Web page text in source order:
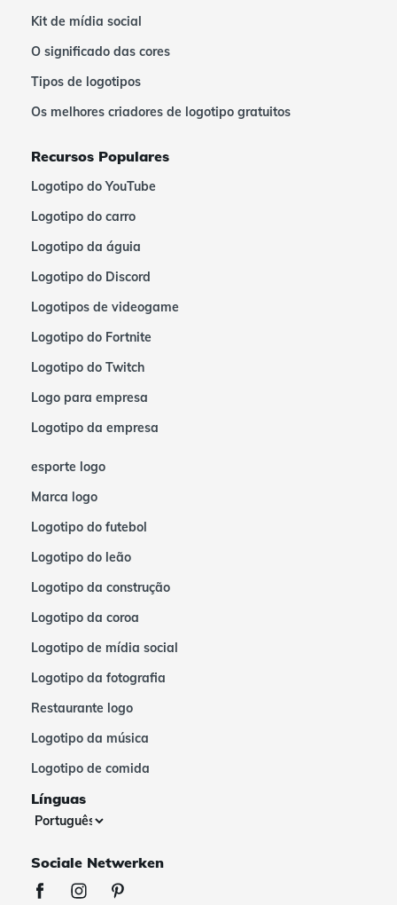
Kit de mídia social
O significado das cores
Tipos de logotipos
Os melhores criadores de logotipo gratuitos
Recursos Populares
Logotipo do YouTube
Logotipo do carro
Logotipo da águia
Logotipo do Discord
Logotipos de videogame
Logotipo do Fortnite
Logotipo do Twitch
Logo para empresa
Logotipo da empresa
esporte logo
Marca logo
Logotipo do futebol
Logotipo do leão
Logotipo da construção
Logotipo da coroa
Logotipo de mídia social
Logotipo da fotografia
Restaurante logo
Logotipo da música
Logotipo de comida
Línguas
Sociale Netwerken